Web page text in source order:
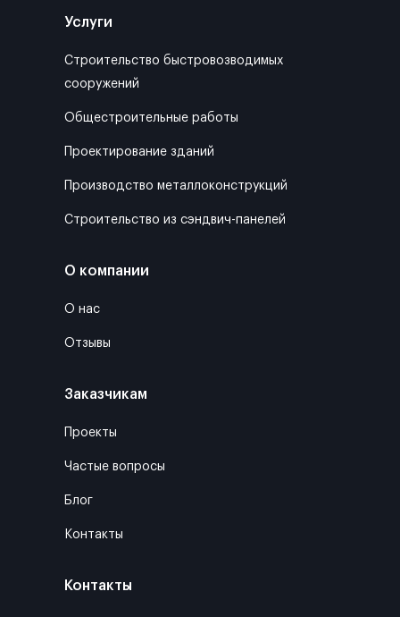
Услуги
Строительство быстровозводимых
сооружений
Общестроительные работы
Проектирование зданий
Производство металлоконструкций
Строительство из сэндвич-панелей
О компании
О нас
Отзывы
Заказчикам
Проекты
Частые вопросы
Блог
Контакты
Контакты